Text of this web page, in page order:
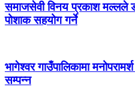
समाजसेवी विनय प्रकाश मल्लले
पोशाक सहयोग गर्ने
भागेश्वर गाउँपालिकामा
सम्पन्न